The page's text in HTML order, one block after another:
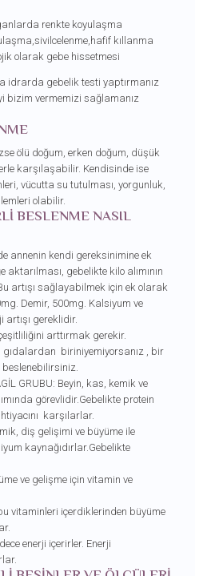
renkte koyulaşma
kıllanma
olarak gebe hissetmesi
idrarda gebelik testi yaptırmanız
bizim vermemizi sağlamanız
ölü doğum, erken doğum, düşük
karşılaşabilir. Kendisinde ise
vücutta su tutulması, yorgunluk,
olabilir.
BESLENME NASIL
annenin kendi gereksinimine ek
gebelikte kilo alımının
artışı sağlayabilmek için ek olarak
Demir, 500mg. Kalsiyum ve
gereklidir.
arttırmak gerekir.
biriniyemiyorsanız , bir
GRUBU: Beyin, kas, kemik ve
görevlidir.Gebelikte protein
karşılarlar.
diş gelişimi ve büyüme ile
kaynağıdırlar.Gebelikte
ve gelişme için vitamin ve
vitaminleri içerdiklerinden büyüme
enerji içerirler. Enerji